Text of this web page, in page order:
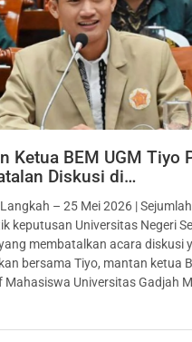
Ketua BEM UGM Tiyo
Diskusi di…
– 25 Mei 2026 |
keputusan Universitas Negeri
membatalkan acara diskusi
bersama Tiyo, mantan ketua
Mahasiswa Universitas Gadjah